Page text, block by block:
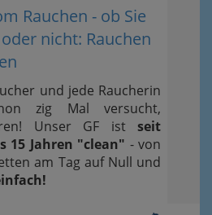
Rauchen - ob Sie
nicht: Rauchen
und jede Raucherin
zig Mal versucht,
Unser GF ist seit
15 Jahren "clean" - von
am Tag auf Null und